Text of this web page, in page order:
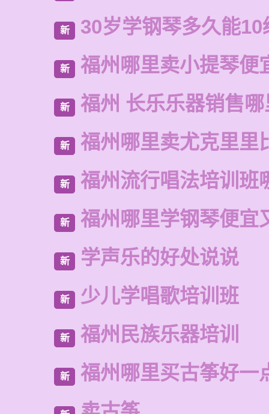
新 30岁学钢琴多久能10
新 福州哪里卖小提琴便
新 福州 长乐乐器销售
新 福州哪里卖尤克里里
新 福州流行唱法培训班
新 福州哪里学钢琴便宜
新 学声乐的好处说说
新 少儿学唱歌培训班
新 福州民族乐器培训
新 福州哪里买古筝好一